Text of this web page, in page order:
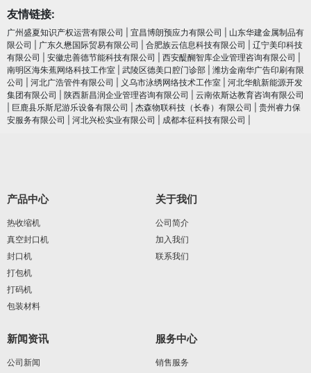
友情链接:
广州盛夏知识产权运营有限公司 宜昌博朗预应力有限公司
山东华建金属制品有
限公司
广东久懋国际贸易有限公司 合肥族云信息科技有限公司
辽宁美印科技
有限公司
安徽忠善德节能科技有限公司 西安醍醐智库企业管理咨询有限公司
南明区海朱蕉网络科技工作室
武陵区德美口腔门诊部
潍坊金南华广告印刷有限
公司
河北广浩管件有限公司 义乌市泳绣网络技术工作室
河北华航新能源开发
集团有限公司
陕西新昌润企业管理咨询有限公司
云南依斯达教育咨询有限公司
巨鹿县乐斯尼游乐设备有限公司 杰森物联科技（长春）有限公司
贵州睿力保
安服务有限公司
河北兴松实业有限公司 成都本征科技有限公司
产品中心
热收缩机
真空封口机
封口机
打包机
打码机
包装材料
关于我们
公司简介
加入我们
联系我们
新闻资讯
公司新闻
服务中心
销售服务